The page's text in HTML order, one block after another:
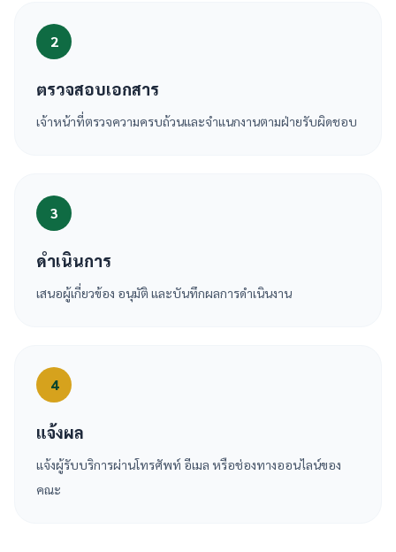
2
ตรวจสอบเอกสาร
เจ้าหน้าที่ตรวจความครบถ้วนและจำแนกงานตามฝ่ายรับผิดชอบ
3
ดำเนินการ
เสนอผู้เกี่ยวข้อง อนุมัติ และบันทึกผลการดำเนินงาน
4
แจ้งผล
แจ้งผู้รับบริการผ่านโทรศัพท์ อีเมล หรือช่องทางออนไลน์ของ
คณะ